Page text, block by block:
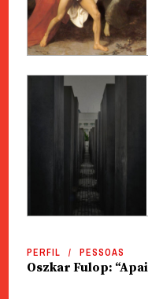
PERFIL PESSOAS
Oszkar Fulop: